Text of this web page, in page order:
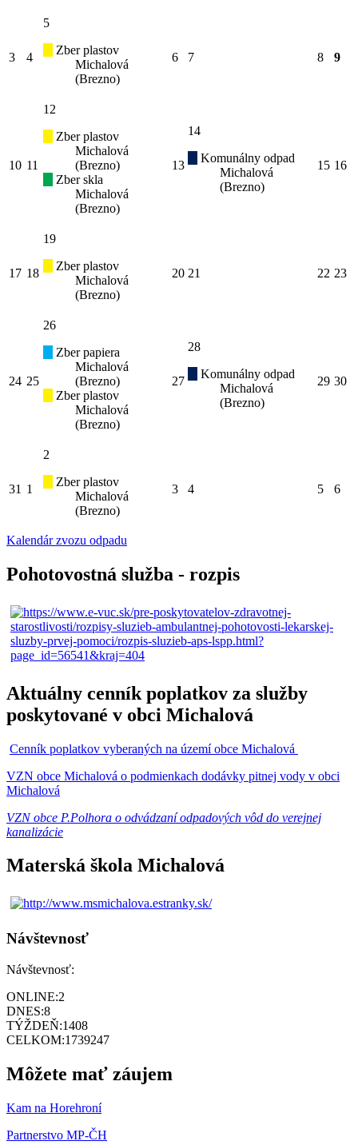
3 4
5
Zber plastov
Michalová
(Brezno)
6 7 8 9
10 11
12
Zber plastov
Michalová
(Brezno)
Zber skla
Michalová
(Brezno)
13
14
Komunálny odpad
Michalová
(Brezno)
15 16
17 18
19
Zber plastov
Michalová
(Brezno)
20 21 22 23
24 25
26
Zber papiera
Michalová
(Brezno)
Zber plastov
Michalová
(Brezno)
27
28
Komunálny odpad
Michalová
(Brezno)
29 30
31 1
2
Zber plastov
Michalová
(Brezno)
3 4 5 6
Kalendár zvozu odpadu
Pohotovostná služba - rozpis
Aktuálny cenník poplatkov za služby
poskytované v obci Michalová
Cenník poplatkov vyberaných na území obce Michalová
VZN obce Michalová o podmienkach dodávky pitnej vody v obci
Michalová
VZN obce P.Polhora o odvádzaní odpadových vôd do verejnej
kanalizácie
Materská škola Michalová
Návštevnosť
Návštevnosť:
ONLINE:2
DNES:8
TÝŽDEŇ:1408
CELKOM:1739247
Môžete mať záujem
Kam na Horehroní
Partnerstvo MP-ČH